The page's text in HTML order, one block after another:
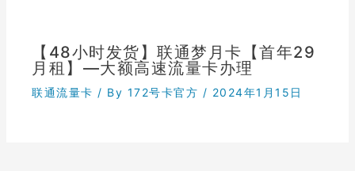
【48小时发货】联通梦月卡【首年29
月租】—大额高速流量卡办理
联通流量卡 / By 172号卡官方 / 2024年1月15日